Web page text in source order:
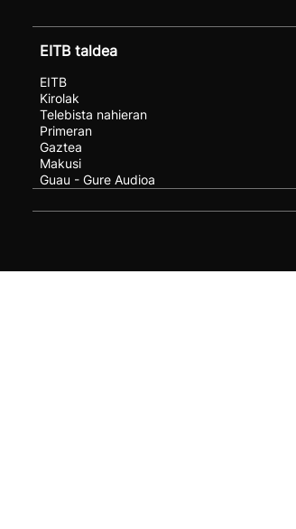
EITB taldea
EITB
Kirolak
Telebista nahieran
Primeran
Gaztea
Makusi
Guau - Gure Audioa